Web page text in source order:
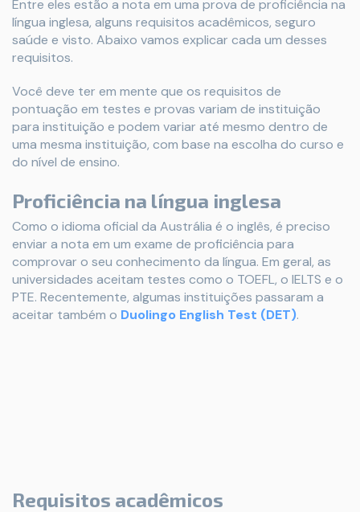
Entre eles estão a nota em uma prova de proficiência na
língua inglesa, alguns requisitos acadêmicos, seguro
saúde e visto. Abaixo vamos explicar cada um desses
requisitos.
Você deve ter em mente que os requisitos de
pontuação em testes e provas variam de instituição
para instituição e podem variar até mesmo dentro de
uma mesma instituição, com base na escolha do curso e
do nível de ensino.
Proficiência na língua inglesa
Como o idioma oficial da Austrália é o inglês, é preciso
enviar a nota em um exame de proficiência para
comprovar o seu conhecimento da língua. Em geral, as
universidades aceitam testes como o TOEFL, o IELTS e o
PTE. Recentemente, algumas instituições passaram a
aceitar também o Duolingo English Test (DET).
Requisitos acadêmicos